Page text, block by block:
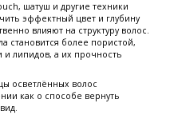
шатуш и другие техники
эффектный цвет и глубину
влияют на структуру волос.
становится более пористой,
и липидов, а их прочность
осветлённых волос
как о способе вернуть